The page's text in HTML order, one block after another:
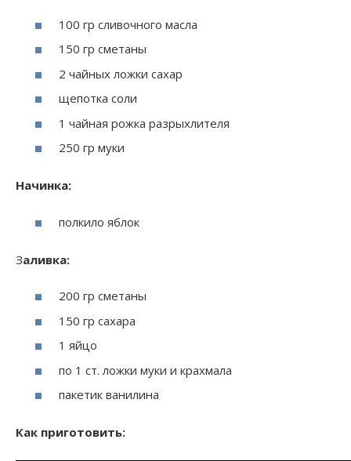
100 гр сливочного масла
150 гр сметаны
2 чайных ложки сахар
щепотка соли
1 чайная рожка разрыхлителя
250 гр муки
Начинка:
полкило яблок
Заливка:
200 гр сметаны
150 гр сахара
1 яйцо
по 1 ст. ложки муки и крахмала
пакетик ванилина
Как приготовить: